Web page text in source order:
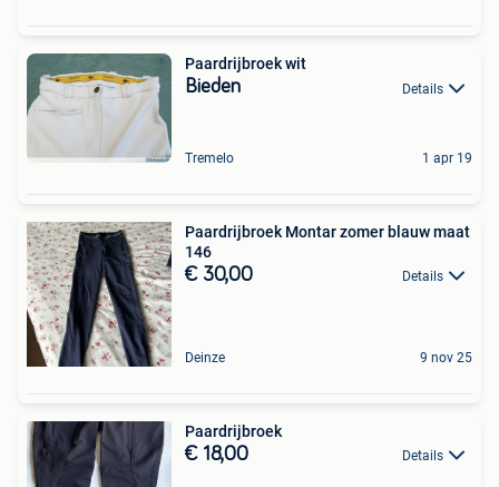
Paardrijbroek wit
Bieden Details
Tremelo 1 apr 19
Paardrijbroek Montar zomer blauw maat
146
€ 30,00 Details
Deinze 9 nov 25
Paardrijbroek
€ 18,00 Details